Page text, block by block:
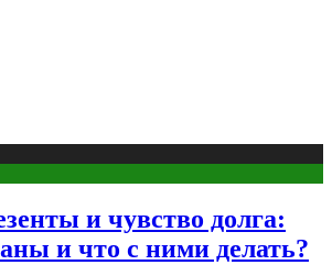
и чувство долга:
и что с ними делать?